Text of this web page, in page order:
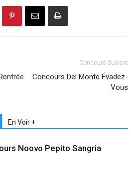
Concours Suivant
Concours Del Monte Évadez-
Vous
En Voir +
Noovo Pepito Sangria